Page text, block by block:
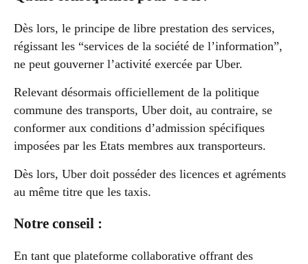
Dès lors, le principe de libre prestation des services,
régissant les “services de la société de l’information”,
ne peut gouverner l’activité exercée par Uber.
Relevant désormais officiellement de la politique
commune des transports, Uber doit, au contraire, se
conformer aux conditions d’admission spécifiques
imposées par les Etats membres aux transporteurs.
Dès lors, Uber doit posséder des licences et agréments
au même titre que les taxis.
Notre conseil :
En tant que plateforme collaborative offrant des